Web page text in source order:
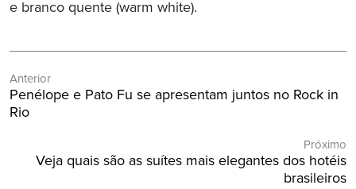
e branco quente (warm white).
de
Post
Anterior
Post
Anterior:
Penélope e Pato Fu se apresentam juntos no Rock in
Rio
Próximo
Próximo
Veja quais são as suítes mais elegantes dos hotéis
brasileiros